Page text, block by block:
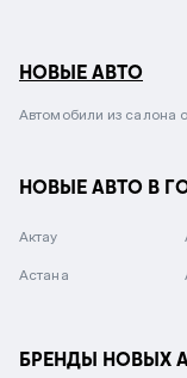
НОВЫЕ АВТО
Автомобили из салона
НОВЫЕ АВТО В
Актау
Астана
БРЕНДЫ НОВЫХ